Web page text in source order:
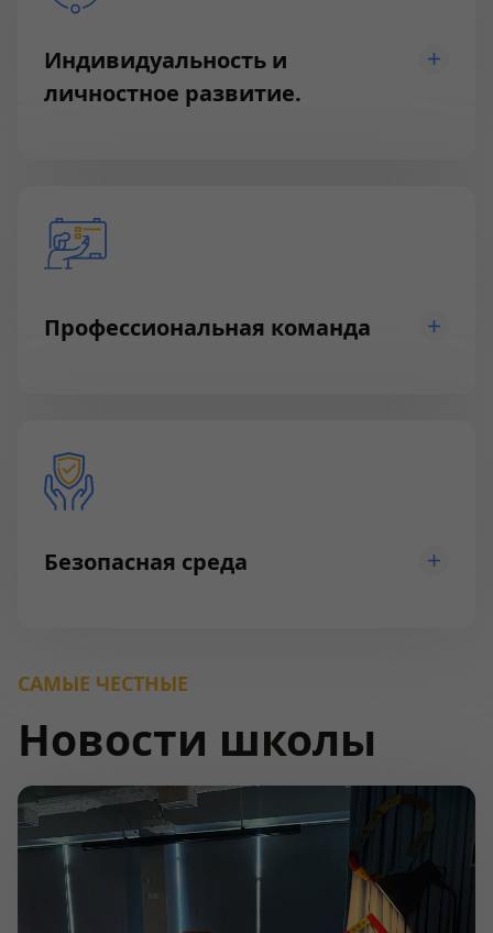
Индивидуальность и
личностное развитие.
Профессиональная команда
Безопасная среда
САМЫЕ ЧЕСТНЫЕ
Новости школы